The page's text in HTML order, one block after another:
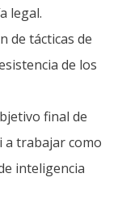
legal.
de tácticas de
de los
final de
a trabajar como
inteligencia